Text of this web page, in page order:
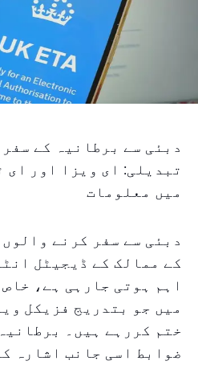
دبئی سے برطانیہ کے
تبدیلی: ای ویزا اور ای
میں معلومات
دبئی سے سفر کرنے
کے ممالک کے ڈیجیٹل
اہم ہوتی جارہی ہے،
میں جو بتدریج فزیکل
ختم کررہے ہیں۔
ضوابط اسی جانب اشارہ